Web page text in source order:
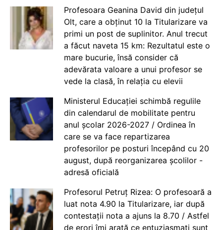
Profesoara Geanina David din județul
Olt, care a obținut 10 la Titularizare va
primi un post de suplinitor. Anul trecut
a făcut naveta 15 km: Rezultatul este o
mare bucurie, însă consider că
adevărata valoare a unui profesor se
vede la clasă, în relația cu elevii
Ministerul Educației schimbă regulile
din calendarul de mobilitate pentru
anul școlar 2026-2027 / Ordinea în
care se va face repartizarea
profesorilor pe posturi începând cu 20
august, după reorganizarea școlilor -
adresă oficială
Profesorul Petruț Rizea: O profesoară a
luat nota 4.90 la Titularizare, iar după
contestații nota a ajuns la 8.70 / Astfel
de erori îmi arată ce entuziasmați sunt